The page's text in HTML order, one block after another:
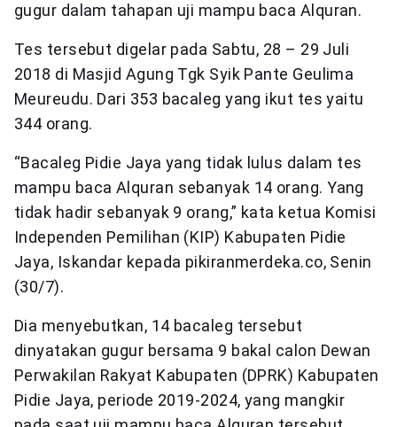
gugur dalam tahapan uji mampu baca Alquran.
Tes tersebut digelar pada Sabtu, 28 – 29 Juli
2018 di Masjid Agung Tgk Syik Pante Geulima
Meureudu. Dari 353 bacaleg yang ikut tes yaitu
344 orang.
“Bacaleg Pidie Jaya yang tidak lulus dalam tes
mampu baca Alquran sebanyak 14 orang. Yang
tidak hadir sebanyak 9 orang,” kata ketua Komisi
Independen Pemilihan (KIP) Kabupaten Pidie
Jaya, Iskandar kepada pikiranmerdeka.co, Senin
(30/7).
Dia menyebutkan, 14 bacaleg tersebut
dinyatakan gugur bersama 9 bakal calon Dewan
Perwakilan Rakyat Kabupaten (DPRK) Kabupaten
Pidie Jaya, periode 2019-2024, yang mangkir